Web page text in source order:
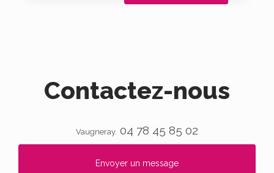
Contactez-nous
Vaugneray. 04 78 45 85 02
Envoyer un message